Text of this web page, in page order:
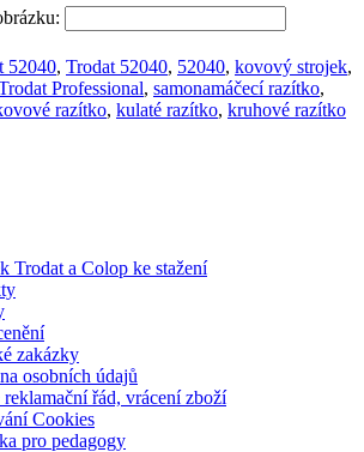
52040, Trodat 52040, 52040, kovový strojek,
Professional, samonamáčecí razítko,
razítko, kulaté razítko, kruhové razítko
Trodat a Colop ke stažení
zakázky
osobních údajů
řád, vrácení zboží
Cookies
pro pedagogy